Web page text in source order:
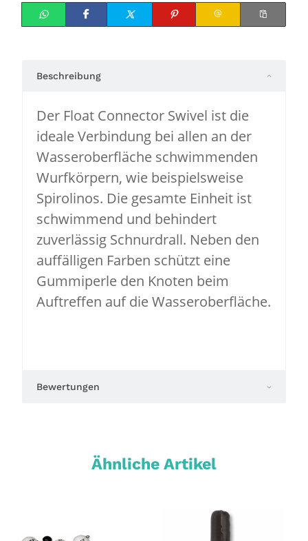
Beschreibung
Der Float Connector Swivel ist die
ideale Verbindung bei allen an der
Wasseroberfläche schwimmenden
Wurfkörpern, wie beispielsweise
Spirolinos. Die gesamte Einheit ist
schwimmend und behindert
zuverlässig Schnurdrall. Neben den
auffälligen Farben schützt eine
Gummiperle den Knoten beim
Auftreffen auf die Wasseroberfläche.
Bewertungen
Ähnliche Artikel